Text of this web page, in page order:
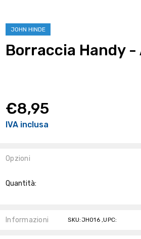
JOHN HINDE
Borraccia Handy -
€8,95
IVA inclusa
Opzioni
Attuale:
Quantità:
Informazioni SKU:JH016 ,UPC: